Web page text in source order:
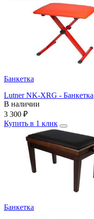
Банкетка
Lutner NK-XRG - Банкетка
В наличии
3 300 ₽
Купить в 1 клик
Банкетка